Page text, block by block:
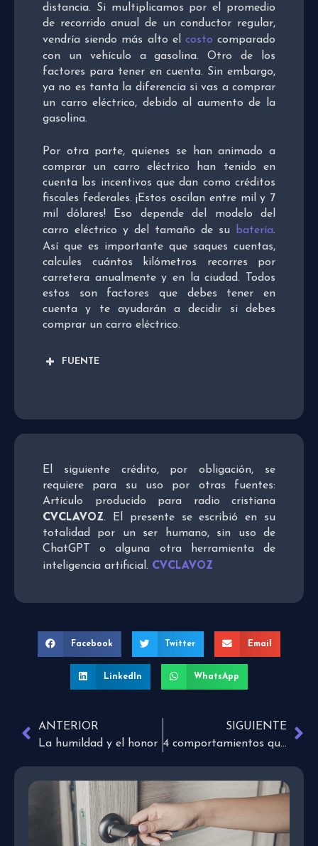
distancia. Si multiplicamos por el promedio
de recorrido anual de un conductor regular,
vendría siendo más alto el costo comparado
con un vehículo a gasolina. Otro de los
factores para tener en cuenta. Sin embargo,
ya no es tanta la diferencia si vas a comprar
un carro eléctrico, debido al aumento de la
gasolina.
Por otra parte, quienes se han animado a
comprar un carro eléctrico han tenido en
cuenta los incentivos que dan como créditos
fiscales federales. ¡Estos oscilan entre mil y 7
mil dólares! Eso depende del modelo del
carro eléctrico y del tamaño de su
batería.
Así que es importante que saques cuentas,
calcules cuántos kilómetros recorres por
carretera anualmente y en la ciudad. Todos
estos son factores que debes tener en
cuenta y te ayudarán a decidir si debes
comprar un carro eléctrico.
FUENTE
El siguiente crédito, por obligación, se
requiere para su uso por otras fuentes:
Artículo producido para radio cristiana
CVCLAVOZ. El presente se escribió en su
totalidad por un ser humano, sin uso de
ChatGPT o alguna otra herramienta de
inteligencia artificial. CVCLAVOZ
Facebook Twitter Email
LinkedIn WhatsApp
ANTERIOR
La humildad y el honor
SIGUIENTE
4 comportamientos que arruinan tu relación amorosa